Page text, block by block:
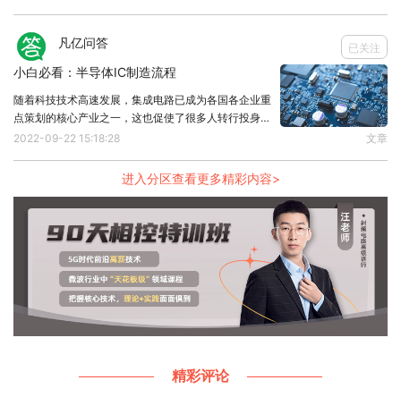
过流保护：在采样电阻两端加比较器，超限时关断调
整管。
温度补偿：用热敏电阻调整基准电压，防止温度影响
精度。
本文凡亿教育原创文章，转载请注明来源！
凡亿问答 已关注
​小白必看：半导体IC制造流程
随着科技技术高速发展，集成电路已成为各国各企业重
点策划的核心产业之一，这也促使了很多人转行投身半
导体集成电路产业，那么你知道一个半导体IC是如何被
理制程之主要工作为在硅晶圆上制作电路与电子组件
2022-09-22 15:18:28 文章
进入分区查看更多精彩内容>
精彩评论